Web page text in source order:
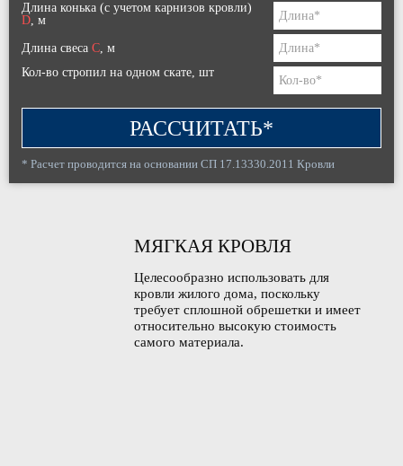
Длина конька (с учетом карнизов кровли)
D, м
Длина свеса C, м
Кол-во стропил на одном скате, шт
РАССЧИТАТЬ*
* Расчет проводится на основании СП 17.13330.2011 Кровли
МЯГКАЯ КРОВЛЯ
Целесообразно использовать для
кровли жилого дома, поскольку
требует сплошной обрешетки и имеет
относительно высокую стоимость
самого материала.